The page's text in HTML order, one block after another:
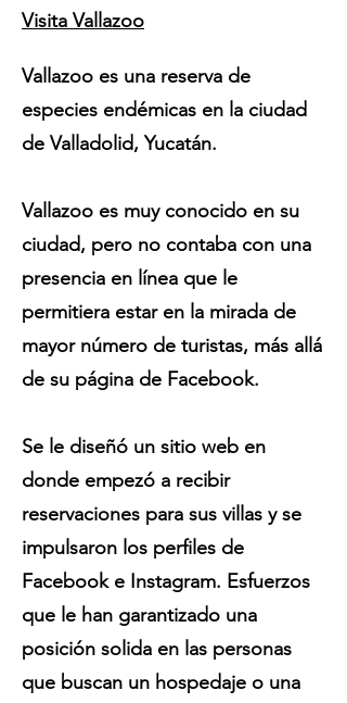
Visita Vallazoo
Vallazoo es una reserva de
especies endémicas en la ciudad
de Valladolid, Yucatán.
Vallazoo es muy conocido en su
ciudad, pero no contaba con una
presencia en línea que le
permitiera estar en la mirada de
mayor número de turistas, más allá
de su página de Facebook.
Se le diseñó un sitio web en
donde empezó a recibir
reservaciones para sus villas y se
impulsaron los perfiles de
Facebook e Instagram. Esfuerzos
que le han garantizado una
posición solida en las personas
que buscan un hospedaje o una